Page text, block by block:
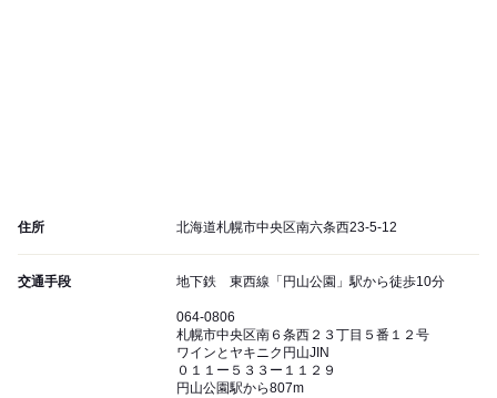
住所 北海道札幌市中央区南六条西23-5-12
交通手段 地下鉄 東西線「円山公園」駅から徒歩10分
064-0806
札幌市中央区南６条西２３丁目５番１２号
ワインとヤキニク円山JIN
０１１ー５３３ー１１２９
円山公園駅から807m